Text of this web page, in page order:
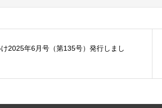
2025年6月号（第135号）発行しまし